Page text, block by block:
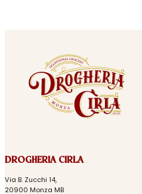
DROGHERIA CIRLA
Via B. Zucchi 14,
20900 Monza MB